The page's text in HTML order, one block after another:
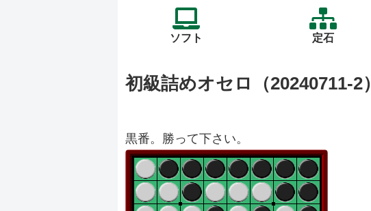
ソフト 定石
初級詰めオセロ（20240711-2）
黒番。勝って下さい。